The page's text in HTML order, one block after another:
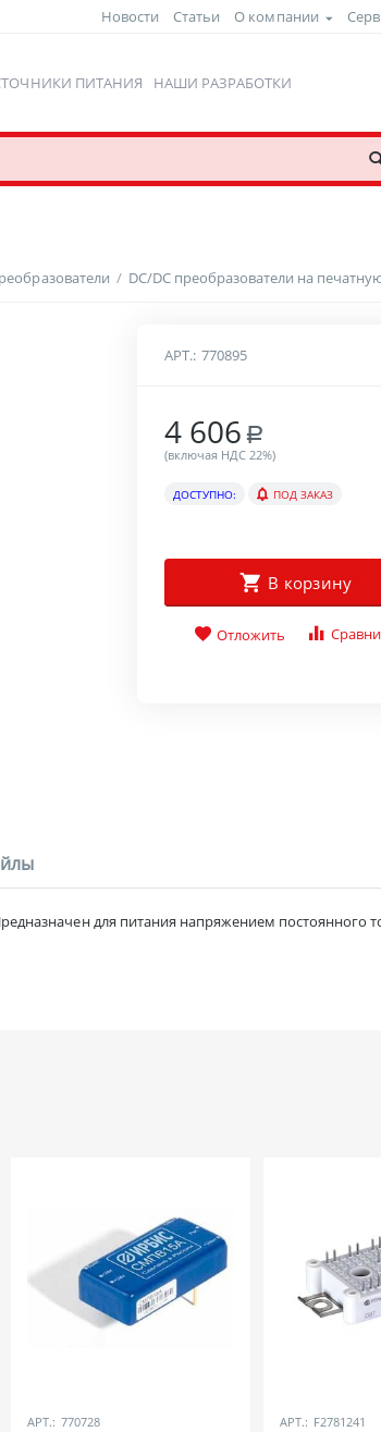
Новости Статьи О компании
ПИТАНИЯ НАШИ РАЗРАБОТКИ
/ DC/DC преобразователи на
АРТ.: 770895
4 606 Р
(включая НДС 22%)
ДОСТУПНО: ПОД ЗАКАЗ
В корзину
Отложить
для питания напряжением постоянного
АРТ.: 770728 АРТ.: F2781241